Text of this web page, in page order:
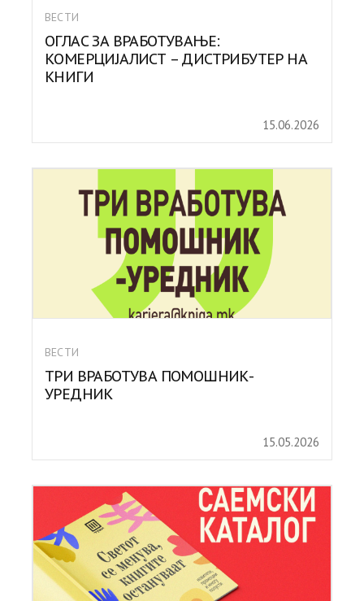
ВЕСТИ
ОГЛАС ЗА ВРАБОТУВАЊЕ:
КОМЕРЦИЈАЛИСТ – ДИСТРИБУТЕР НА
КНИГИ
15.06.2026
ВЕСТИ
ТРИ ВРАБОТУВА ПОМОШНИК-
УРЕДНИК
15.05.2026